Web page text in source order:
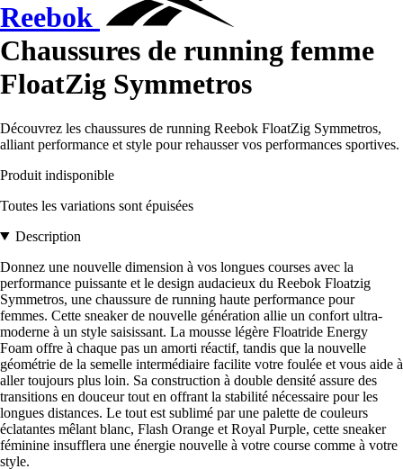
Reebok
Chaussures de running femme
FloatZig Symmetros
Découvrez les chaussures de running Reebok FloatZig Symmetros,
alliant performance et style pour rehausser vos performances sportives.
Produit indisponible
Toutes les variations sont épuisées
Description
Donnez une nouvelle dimension à vos longues courses avec la
performance puissante et le design audacieux du Reebok Floatzig
Symmetros, une chaussure de running haute performance pour
femmes. Cette sneaker de nouvelle génération allie un confort ultra-
moderne à un style saisissant. La mousse légère Floatride Energy
Foam offre à chaque pas un amorti réactif, tandis que la nouvelle
géométrie de la semelle intermédiaire facilite votre foulée et vous aide à
aller toujours plus loin. Sa construction à double densité assure des
transitions en douceur tout en offrant la stabilité nécessaire pour les
longues distances. Le tout est sublimé par une palette de couleurs
éclatantes mêlant blanc, Flash Orange et Royal Purple, cette sneaker
féminine insufflera une énergie nouvelle à votre course comme à votre
style.